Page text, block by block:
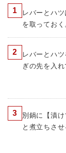
1
レバーとハ
を取っておく
2
レバーとハ
ぎの先を入
3
別鍋に【漬
と煮立ちさせ